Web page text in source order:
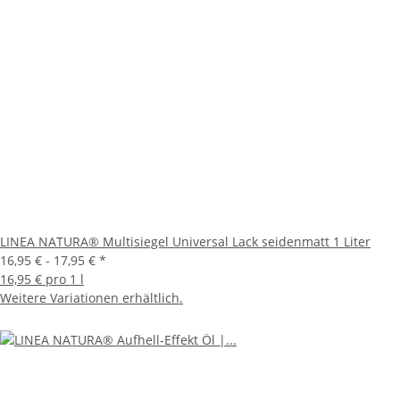
LINEA NATURA® Multisiegel Universal Lack seidenmatt 1 Liter
16,95 € - 17,95 € *
16,95 € pro 1 l
Weitere Variationen erhältlich.